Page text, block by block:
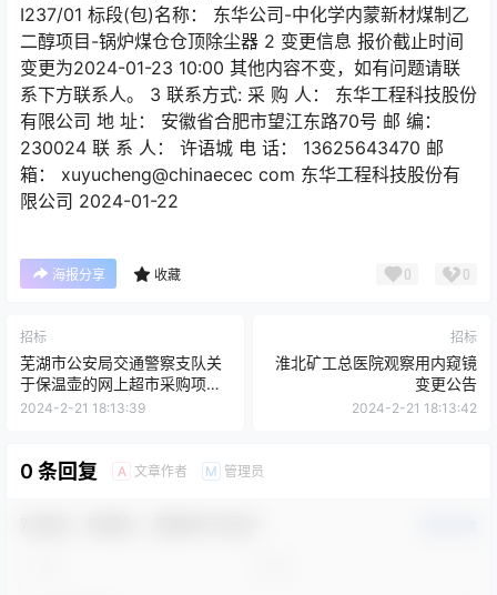
I237/01 标段(包)名称： 东华公司-中化学内蒙新材煤制乙
二醇项目-锅炉煤仓仓顶除尘器 2 变更信息 报价截止时间
变更为2024-01-23 10:00 其他内容不变，如有问题请联
系下方联系人。 3 联系方式: 采 购 人： 东华工程科技股份
有限公司 地 址： 安徽省合肥市望江东路70号 邮 编：
230024 联 系 人： 许语城 电 话： 13625643470 邮
箱： xuyucheng@chinaecec com 东华工程科技股份有
限公司 2024-01-22
海报分享 收藏 0 0
招标
芜湖市公安局交通警察支队关
于保温壶的网上超市采购项目
终止公告
2024-2-21 18:13:39
招标
淮北矿工总医院观察用内窥镜
变更公告
2024-2-21 18:13:42
0 条回复 A 文章作者 M 管理员